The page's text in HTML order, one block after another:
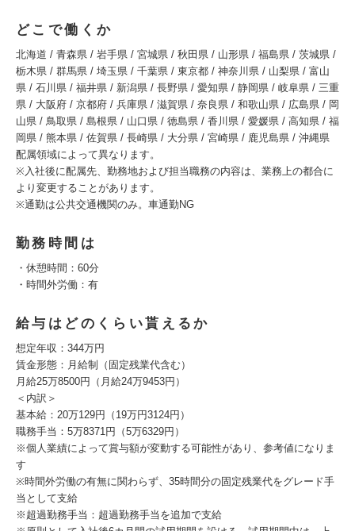
どこで働くか
北海道 / 青森県 / 岩手県 / 宮城県 / 秋田県 / 山形県 / 福島県 / 茨城県 /
栃木県 / 群馬県 / 埼玉県 / 千葉県 / 東京都 / 神奈川県 / 山梨県 / 富山
県 / 石川県 / 福井県 / 新潟県 / 長野県 / 愛知県 / 静岡県 / 岐阜県 / 三重
県 / 大阪府 / 京都府 / 兵庫県 / 滋賀県 / 奈良県 / 和歌山県 / 広島県 / 岡
山県 / 鳥取県 / 島根県 / 山口県 / 徳島県 / 香川県 / 愛媛県 / 高知県 / 福
岡県 / 熊本県 / 佐賀県 / 長崎県 / 大分県 / 宮崎県 / 鹿児島県 / 沖縄県
配属領域によって異なります。
※入社後に配属先、勤務地および担当職務の内容は、業務上の都合に
より変更することがあります。
※通勤は公共交通機関のみ。車通勤NG
勤務時間は
・休憩時間：60分
・時間外労働：有
給与はどのくらい貰えるか
想定年収：344万円
賃金形態：月給制（固定残業代含む）
月給25万8500円（月給24万9453円）
＜内訳＞
基本給：20万129円（19万円3124円）
職務手当：5万8371円（5万6329円）
※個人業績によって賞与額が変動する可能性があり、参考値になりま
す
※時間外労働の有無に関わらず、35時間分の固定残業代をグレード手
当として支給
※超過勤務手当：超過勤務手当を追加で支給